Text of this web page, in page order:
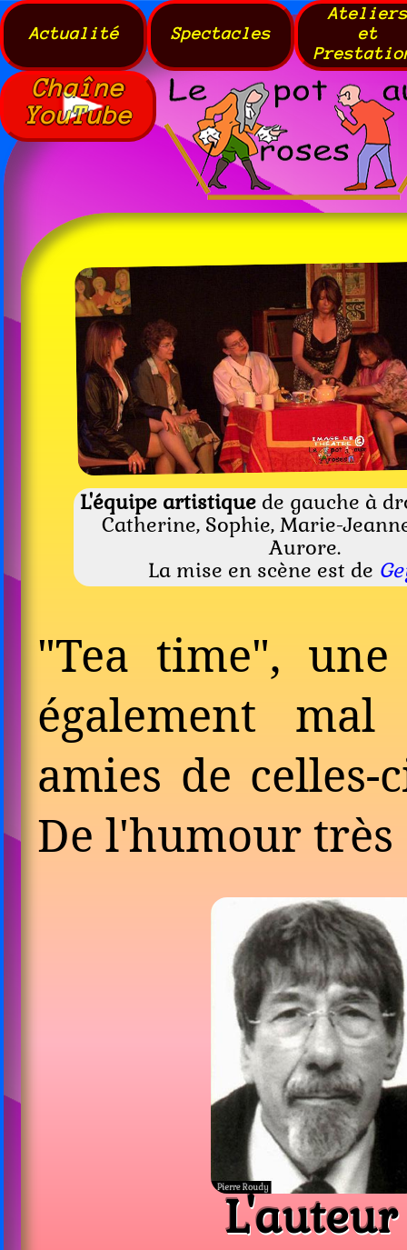
Actualité Spectacles
Ateliers
et
Chaîne
YouTube
L'équipe artistiquede gauche à
Catherine, Sophie, Marie-
Aurore.
La mise en scène est de
"Tea time",
éga­le­ment
amies de
De l'humour
L'auteur